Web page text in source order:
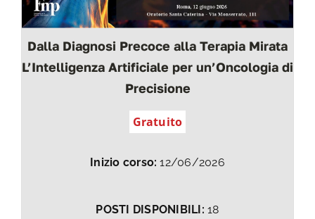
Dalla Diagnosi Precoce alla Terapia Mirata
L’Intelligenza Artificiale per un’Oncologia di
Precisione
Gratuito
Inizio corso:12/06/2026
POSTI DISPONIBILI:18